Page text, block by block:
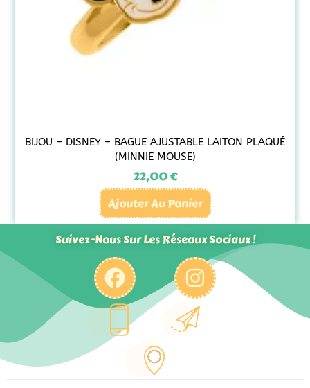
BIJOU – DISNEY – BAGUE AJUSTABLE LAITON PLAQUÉ
(MINNIE MOUSE)
22,00€
Ajouter Au Panier
Suivez-Nous Sur Les Réseaux Sociaux !